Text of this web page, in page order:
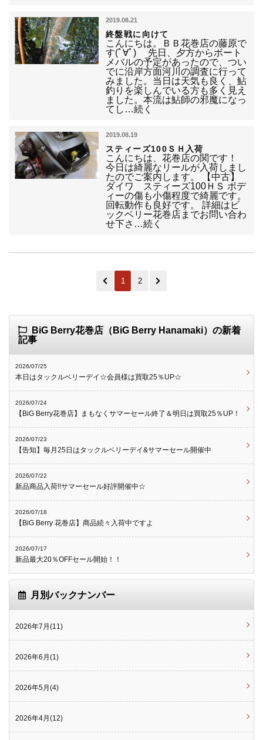
2019.08.21
終盤戦に向けて
こんにちは。ＢＢ花巻店の藤原で
す(ﾟ∀ﾟ) 先日、夕方からボート
メバルの予定があったので、つい
でに沿岸方面河川の調査に行って
みました。当日は天気も良く、鮎
釣りを楽しんでいる方も多く見え
ました。本流は鮎師の邪魔になっ
てし…続く
2019.08.19
スティーズ100ＳＨ入荷
こんにちは、花巻店の関です！
今日は綺麗なリールが入荷しまし
たのでご案内します。 【中古】
ダイワ スティーズ100ＨＳ ボデ
ィーの傷も小傷程度で綺麗です。
回転動作も良好です。 詳細はビ
ックベリー花巻店までお問い合わ
せ下さ…続く
1 2
BiG Berry花巻店（BiG Berry Hanamaki）の新着
記事
2026/07/25
本日はタックルベリーデイ☆会員様は買取25％UP☆
2026/07/24
【BiG Berry花巻店】まもなくサマーセール終了＆明日は買取25％UP！
2026/07/23
【告知】毎月25日はタックルベリーデイ&サマーセール開催中
2026/07/22
新品商品入荷!!サマーセール好評開催中☆
2026/07/18
【BiG Berry 花巻店】商品続々入荷中ですよ
2026/07/17
新品最大20％OFFセール開始！！
月別バックナンバー
2026年7月(11)
2026年6月(1)
2026年5月(4)
2026年4月(12)